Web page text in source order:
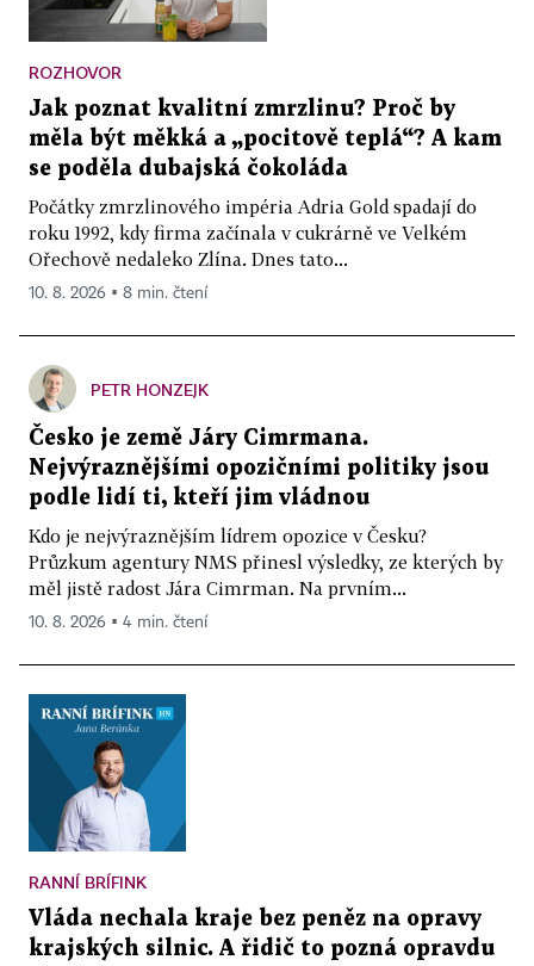
ROZHOVOR
Jak poznat kvalitní zmrzlinu? Proč by
měla být měkká a „pocitově teplá“? A kam
se poděla dubajská čokoláda
Počátky zmrzlinového impéria Adria Gold spadají do
roku 1992, kdy firma začínala v cukrárně ve Velkém
Ořechově nedaleko Zlína. Dnes tato...
10. 8. 2026 ▪ 8 min. čtení
PETR HONZEJK
Česko je země Járy Cimrmana.
Nejvýraznějšími opozičními politiky jsou
podle lidí ti, kteří jim vládnou
Kdo je nejvýraznějším lídrem opozice v Česku?
Průzkum agentury NMS přinesl výsledky, ze kterých by
měl jistě radost Jára Cimrman. Na prvním...
10. 8. 2026 ▪ 4 min. čtení
RANNÍ BRÍFINK
Vláda nechala kraje bez peněz na opravy
krajských silnic. A řidič to pozná opravdu